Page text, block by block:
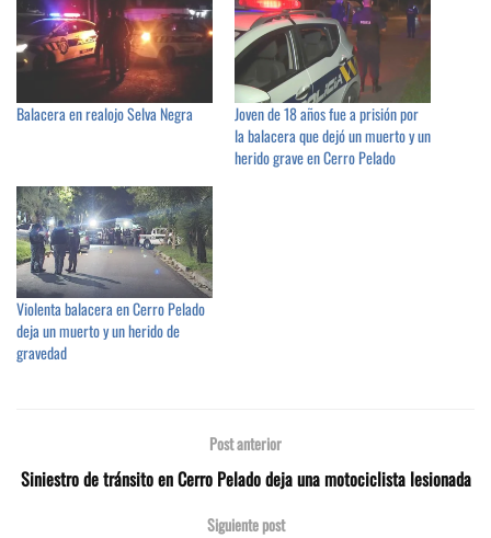
Balacera en realojo Selva Negra
Joven de 18 años fue a prisión por
la balacera que dejó un muerto y un
herido grave en Cerro Pelado
Violenta balacera en Cerro Pelado
deja un muerto y un herido de
gravedad
Post anterior
Siniestro de tránsito en Cerro Pelado deja una motociclista lesionada
Siguiente post